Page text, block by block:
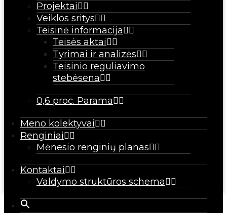
Projektai
Veiklos sritys
Teisinė informacija
Teisės aktai
Tyrimai ir analizės
Teisinio reguliavimo
stebėsena
0,6 proc. Parama
Meno kolektyvai
Renginiai
Mėnesio renginių planas
Kontaktai
Valdymo struktūros schema